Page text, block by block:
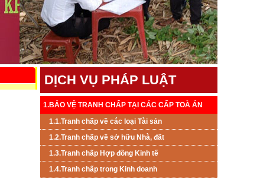
DỊCH VỤ PHÁP LUẬT
1.BẢO VỆ TRANH CHẤP TẠI CÁC CẤP TOÀ ÁN
1.1.Tranh chấp về các loại Tài sản
1.2.Tranh chấp về sở hữu Nhà, đất
1.3.Tranh chấp Hợp đồng Kinh tế
1.4.Tranh chấp trong Kinh doanh